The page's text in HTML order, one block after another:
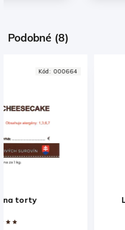
Podobné (8)
Leták na stôl -